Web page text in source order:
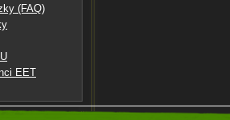
(FAQ)
EET